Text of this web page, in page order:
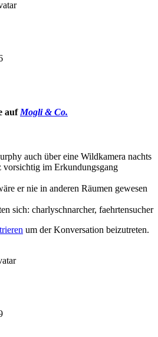
auf Mogli & Co.
auch über eine Wildkamera nachts
vorsichtig im Erkundungsgang
er nie in anderen Räumen gewesen
sich: charlyschnarcher, faehrtensucher
um der Konversation beizutreten.